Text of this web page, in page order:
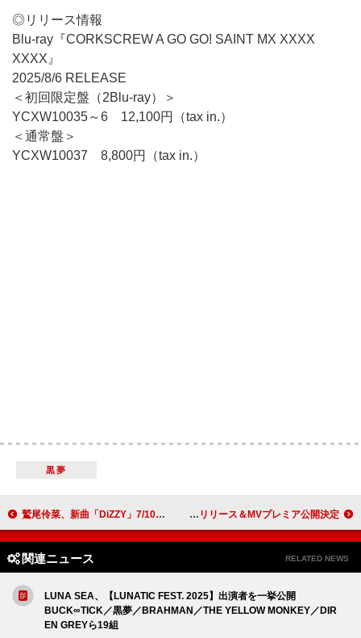
◎リリース情報
Blu-ray『CORKSCREW A GO GO! SAINT MX XXXX
XXXX』
2025/8/6 RELEASE
＜初回限定盤（2Blu-ray）＞
YCXW10035～6 12,100円（tax in.）
＜通常盤＞
YCXW10037 8,800円（tax in.）
黒夢
鷲尾伶菜、新曲「DiZZY」7/10配信決定＆アニメ『傷だらけ聖女より報復をこめて』主題歌に決定 荒谷翔大、新曲「真夏のラストナンバー」配信リリース＆MVプレミア公開決定
関連ニュース RELATED NEWS
LUNA SEA、【LUNATIC FEST. 2025】出演者を一挙公開
BUCK∞TICK／黒夢／BRAHMAN／THE YELLOW MONKEY／DIR
EN GREYら19組